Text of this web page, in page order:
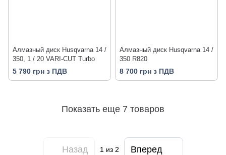
Алмазный диск Husqvarna 14 /
350, 1 / 20 VARI-CUT Turbo
5 790 грн з ПДВ
Алмазный диск Husqvarna 14 /
350 R820
8 700 грн з ПДВ
Показать еще 7 товаров
Назад 1из 2 Вперед